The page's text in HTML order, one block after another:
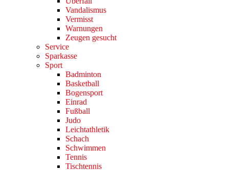
Vandalismus
Vermisst
Warnungen
Zeugen gesucht
Service
Sparkasse
Sport
Badminton
Basketball
Bogensport
Einrad
Fußball
Judo
Leichtathletik
Schach
Schwimmen
Tennis
Tischtennis